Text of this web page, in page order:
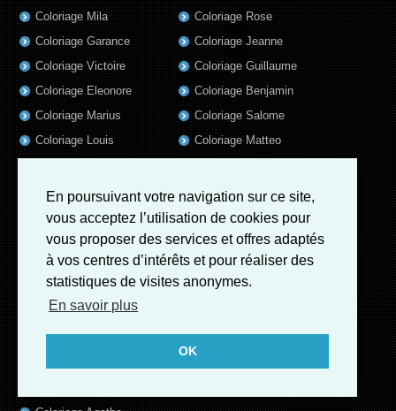
En poursuivant votre navigation sur ce site,
vous acceptez l’utilisation de cookies pour
vous proposer des services et offres adaptés
à vos centres d’intérêts et pour réaliser des
statistiques de visites anonymes.
En savoir plus
OK
Coloriage Mila
Coloriage Garance
Coloriage Victoire
Coloriage Eleonore
Coloriage Marius
Coloriage Louis
Coloriage Simon
Coloriage Lina
Coloriage Julien
Coloriage Nina
Coloriage Arthur
Coloriage Noe
Coloriage William
Coloriage Rose
Coloriage Jeanne
Coloriage Guillaume
Coloriage Benjamin
Coloriage Salome
Coloriage Matteo
Coloriage Martin
Coloriage Alicia
Coloriage Heloïse
Coloriage Felix
Coloriage Rayan
Coloriage Ambre